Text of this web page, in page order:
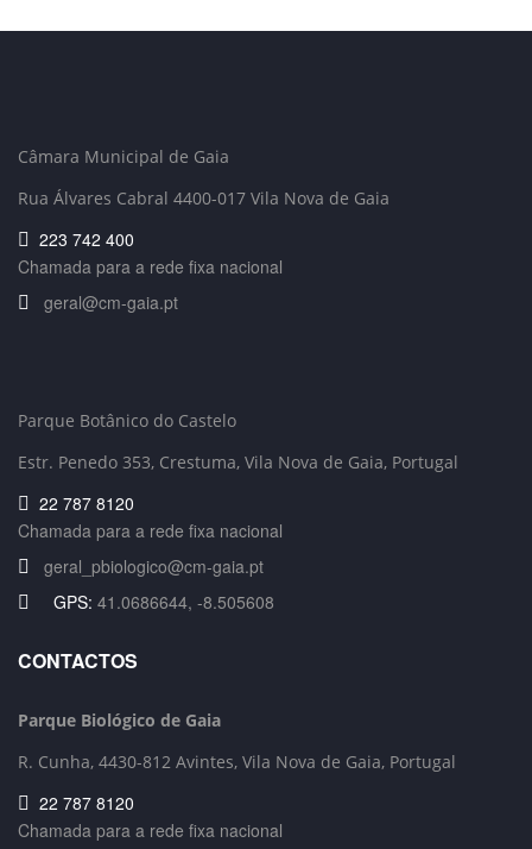
Câmara Municipal de Gaia
Rua Álvares Cabral 4400-017 Vila Nova de Gaia
223 742 400
Chamada para a rede fixa nacional
geral@cm-gaia.pt
Parque Botânico do Castelo
Estr. Penedo 353, Crestuma, Vila Nova de Gaia, Portugal
22 787 8120
Chamada para a rede fixa nacional
geral_pbiologico@cm-gaia.pt
GPS: 41.0686644, -8.505608
CONTACTOS
Parque Biológico de Gaia
R. Cunha, 4430-812 Avintes, Vila Nova de Gaia, Portugal
22 787 8120
Chamada para a rede fixa nacional